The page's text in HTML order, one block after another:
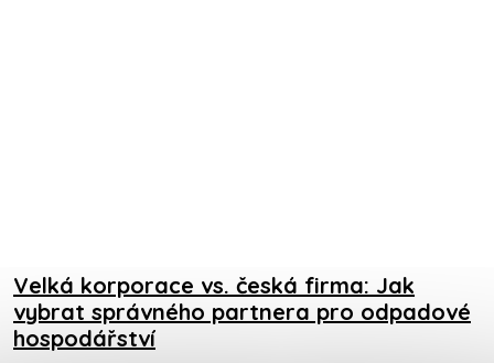
Velká korporace vs. česká firma: Jak
vybrat správného partnera pro odpadové
hospodářství